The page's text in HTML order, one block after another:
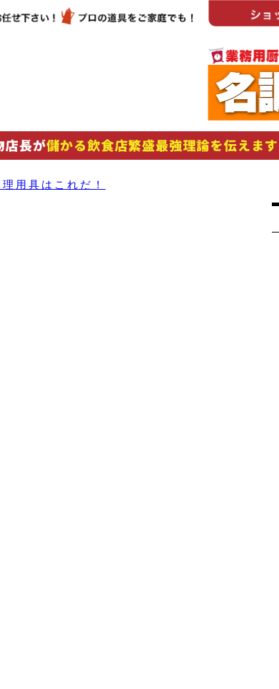
用具はこれだ！